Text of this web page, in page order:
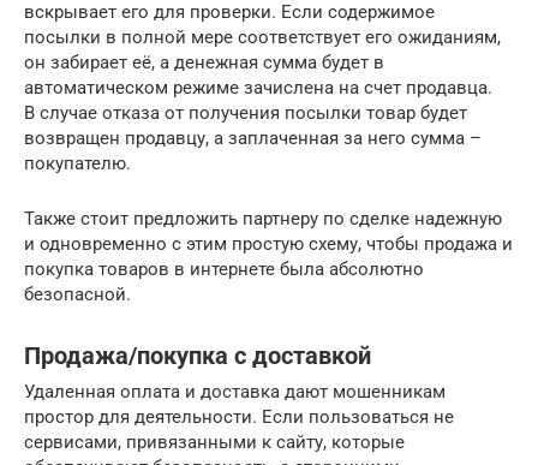
вскрывает его для проверки. Если содержимое
посылки в полной мере соответствует его ожиданиям,
он забирает её, а денежная сумма будет в
автоматическом режиме зачислена на счет продавца.
В случае отказа от получения посылки товар будет
возвращен продавцу, а заплаченная за него сумма –
покупателю.
Также стоит предложить партнеру по сделке надежную
и одновременно с этим простую схему, чтобы продажа и
покупка товаров в интернете была абсолютно
безопасной.
Продажа/покупка с доставкой
Удаленная оплата и доставка дают мошенникам
простор для деятельности. Если пользоваться не
сервисами, привязанными к сайту, которые